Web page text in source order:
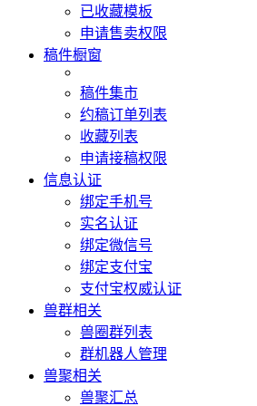
已收藏模板
申请售卖权限
稿件橱窗
稿件集市
约稿订单列表
收藏列表
申请接稿权限
信息认证
绑定手机号
实名认证
绑定微信号
绑定支付宝
支付宝权威认证
兽群相关
兽圈群列表
群机器人管理
兽聚相关
兽聚汇总